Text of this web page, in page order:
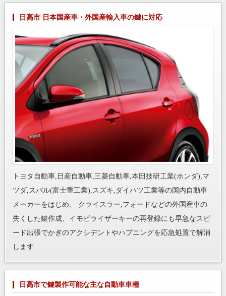
日高市 日本国産車・外国産輸入車の鍵に対応
トヨタ自動車,日産自動車,三菱自動車,本田技研工業(ホンダ),マ
ツダ,スバル(富士重工業),スズキ,ダイハツ工業等の国内自動車
メーカーをはじめ、 クライスラー,フォードなどの外国産車の
失くした鍵作成、イモビライザーキーの再登録にも早急なスピ
ード出張でかぎのアクシデントやハプニングを応急処置で解消
します
日高市で鍵製作可能な主な自動車車種